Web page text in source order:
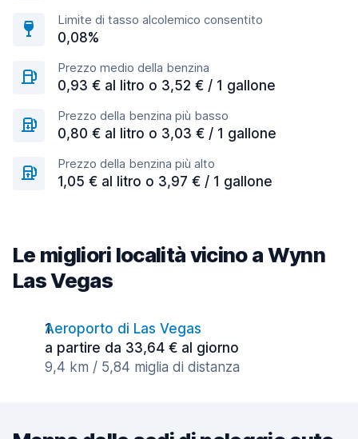
Limite di tasso alcolemico consentito
0,08%
Prezzo medio della benzina
0,93 € al litro o 3,52 € / 1 gallone
Prezzo della benzina più basso
0,80 € al litro o 3,03 € / 1 gallone
Prezzo della benzina più alto
1,05 € al litro o 3,97 € / 1 gallone
Le migliori località vicino a Wynn
Las Vegas
Aeroporto di Las Vegas
a partire da 33,64 € al giorno
9,4 km / 5,84 miglia di distanza